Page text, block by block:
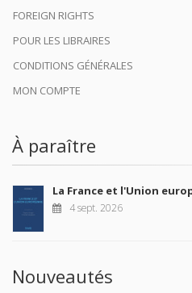
FOREIGN RIGHTS
POUR LES LIBRAIRES
CONDITIONS GÉNÉRALES
MON COMPTE
À paraître
La France et l'Union
4 sept. 2026
Nouveautés